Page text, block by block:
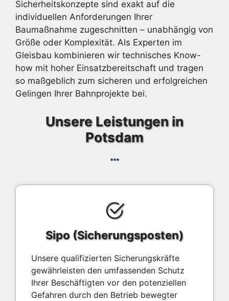
Sicherheitskonzepte sind exakt auf die
individuellen Anforderungen Ihrer
Baumaßnahme zugeschnitten – unabhängig von
Größe oder Komplexität. Als Experten im
Gleisbau kombinieren wir technisches Know-
how mit hoher Einsatzbereitschaft und tragen
so maßgeblich zum sicheren und erfolgreichen
Gelingen Ihrer Bahnprojekte bei.
Unsere Leistungen in
Potsdam
Sipo (Sicherungsposten)
Unsere qualifizierten Sicherungskräfte
gewährleisten den umfassenden Schutz
Ihrer Beschäftigten vor den potenziellen
Gefahren durch den Betrieb bewegter